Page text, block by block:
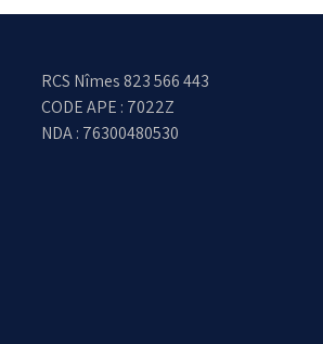
RCS Nîmes 823 566 443
CODE APE : 7022Z
NDA : 76300480530